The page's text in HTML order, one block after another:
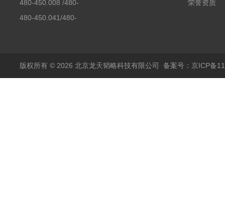
480-450.008 /480-
450.008C耶拿镉Cd空
480-450.041/480-
包邮
荣誉资质
版权所有 © 2026 北京龙天韬略科技有限公司 备案号：京ICP备